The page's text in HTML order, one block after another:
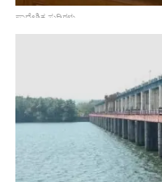
ಪ್ರಾದೇಶಿಕ ಸುದ್ದಿಗಳು
ಕುಡಿಯುವ ನೀರಿನ ಯೋಜನೆಗಳಿಗೆ
ಮಂಗಳೂರು : ಕುಡಿಯುವ ನೀರಿನ
ಸಂಪರ್ಕ ನೀಡಲು ವಿಧಾನಸಭಾ
ಗುರುವಾರ ಪ್ರಜಾ ಸೌಧ ದಲ್ಲಿ